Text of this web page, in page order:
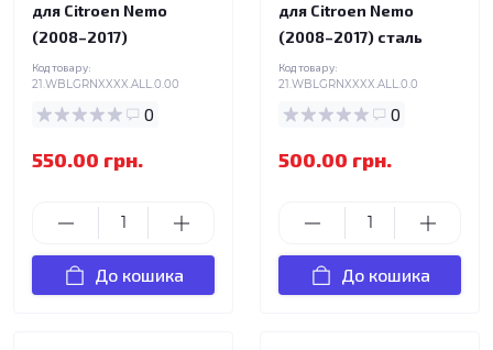
для Citroen Nemo
(2008–2017)
Код товару:
21.WBLGRNXXXX.ALL.0.00
0
550.00 грн.
До кошика
для Citroen Nemo
(2008–2017) сталь
Код товару:
21.WBLGRNXXXX.ALL.0.0
0
500.00 грн.
До кошика